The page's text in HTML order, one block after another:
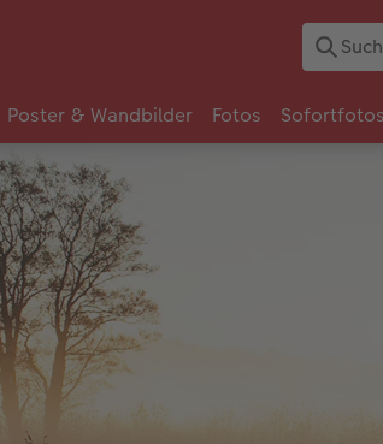
Poster & Wandbilder Fotos Sofortfotos